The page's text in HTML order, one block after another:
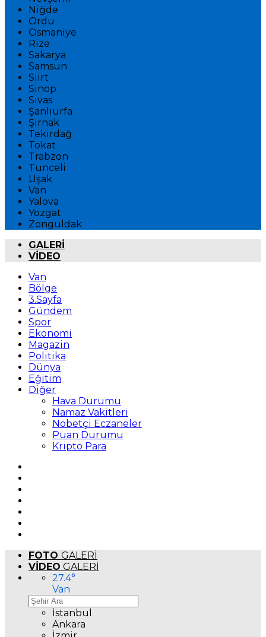
Niğde
Ordu
Osmaniye
Rize
Sakarya
Samsun
Siirt
Sinop
Sivas
Şanlıurfa
Şırnak
Tekirdağ
Tokat
Trabzon
Tunceli
Uşak
Van
Yalova
Yozgat
Zonguldak
GALERİ
VİDEO
Van
Bölge
3.Sayfa
Gündem
Spor
Ekonomi
Magazin
Politika
Dünya
Eğitim
Diğer
Hava Durumu
Namaz Vakitleri
Nöbetçi Eczaneler
Puan Durumu
Kripto Para
FOTO GALERİ
VİDEO GALERİ
27.4°
Van
İstanbul
Ankara